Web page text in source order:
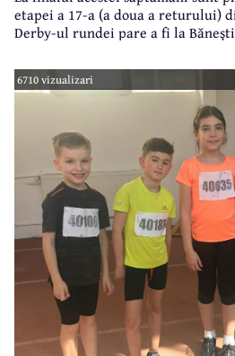
etapei a 17-a (a doua a returului)
Derby-ul rundei pare a fi la
delegările:
6710 vizualizari